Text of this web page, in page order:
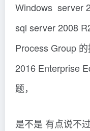
Windows server
sql server 2008
Process Group
2016 Enterprise
题，
是不是 有点说不